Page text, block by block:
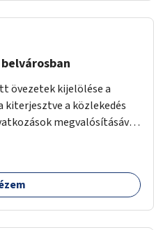
övezetek kijelölése a
a közlekedés
megvalósításával,
utca - Villányi út -
út - Könyves K. krt. -